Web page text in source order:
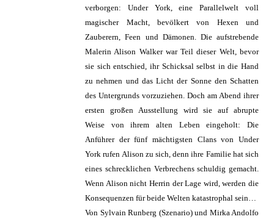
verborgen: Under York, eine Parallelwelt voll
magischer Macht, bevölkert von Hexen und
Zauberern, Feen und Dämonen. Die aufstrebende
Malerin Alison Walker war Teil dieser Welt, bevor
sie sich entschied, ihr Schicksal selbst in die Hand
zu nehmen und das Licht der Sonne den Schatten
des Untergrunds vorzuziehen. Doch am Abend ihrer
ersten großen Ausstellung wird sie auf abrupte
Weise von ihrem alten Leben eingeholt: Die
Anführer der fünf mächtigsten Clans von Under
York rufen Alison zu sich, denn ihre Familie hat sich
eines schrecklichen Verbrechens schuldig gemacht.
Wenn Alison nicht Herrin der Lage wird, werden die
Konsequenzen für beide Welten katastrophal sein…
Von Sylvain Runberg (Szenario) und Mirka Andolfo